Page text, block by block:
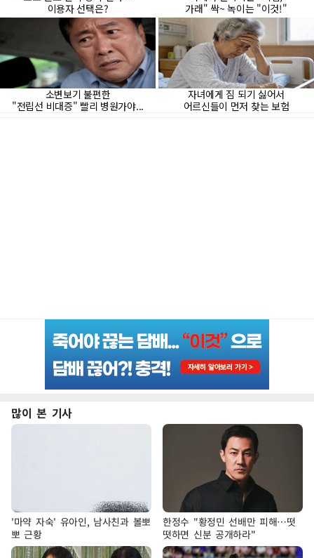
많이 본 기사
'마약 자숙' 유아인, 남사친과 볼뽀
뽀 근황
한정수 "황정민 선배만 피해…떳
떳하면 신분 공개하라"